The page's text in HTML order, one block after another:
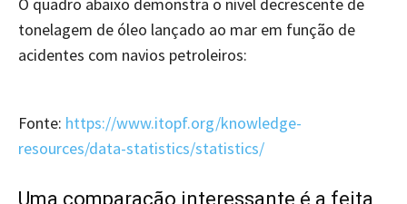
tonelagem de óleo lançado ao mar em função de
acidentes com navios petroleiros:
Fonte: https://www.itopf.org/knowledge-
resources/data-statistics/statistics/
Uma comparação interessante é a feita